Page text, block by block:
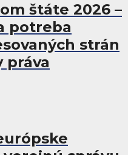
štáte 2026 –
potreba
strán
práva